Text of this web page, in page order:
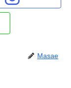
Masae